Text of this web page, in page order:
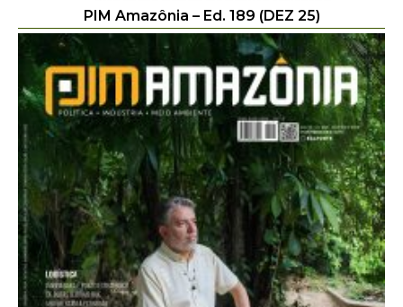
PIM Amazônia – Ed. 189 (DEZ 25)